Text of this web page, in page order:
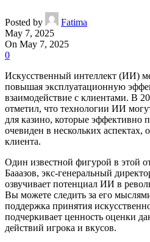
Posted by
Fatima
May 7, 2025
On May 7, 2025
0
Искусственный интеллект (ИИ)
повышая эксплуатационную
взаимодействие с клиентами. В
отметил, что технологии ИИ
для казино, которые эффективно
очевиден в нескольких
клиента.
Один известной фигурой в этой
Бааазов, экс-генеральный
озвучивает потенциал ИИ в
Вы можете следить за его
поддержка принятия
подчеркивает ценность оценки
действий игрока и вкусов.